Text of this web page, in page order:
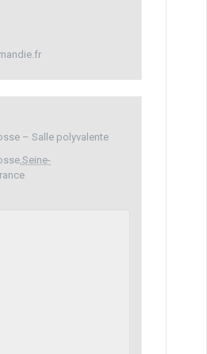
– Salle polyvalente
,Seine-